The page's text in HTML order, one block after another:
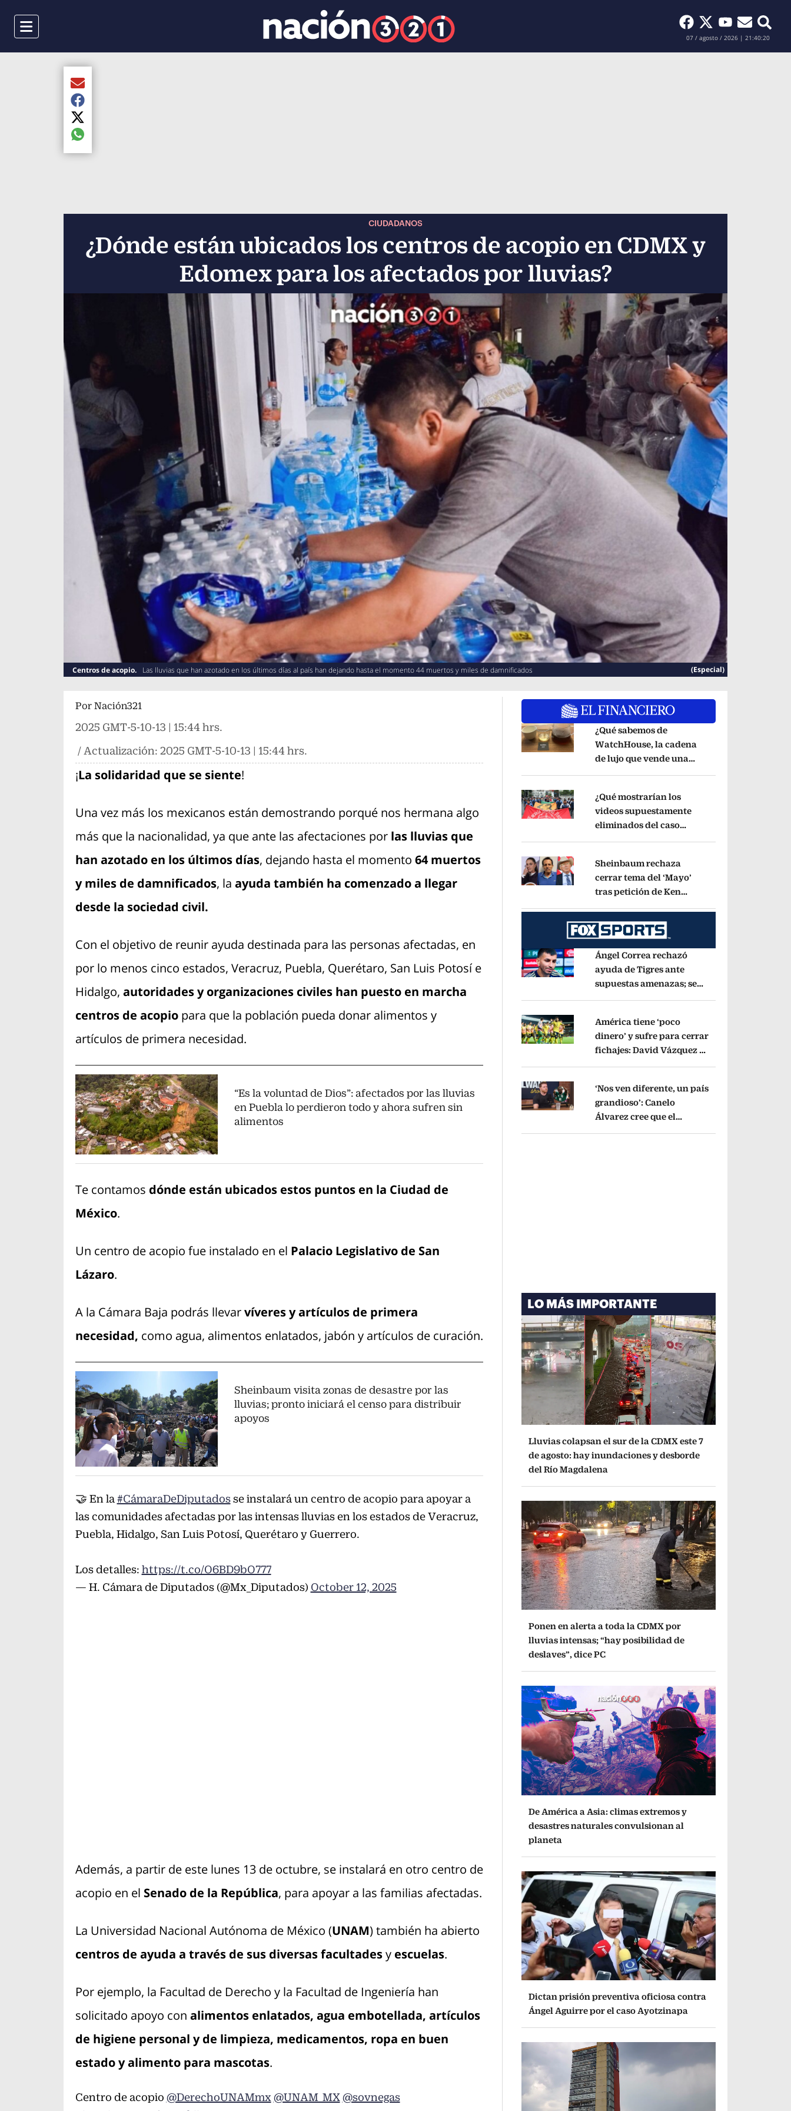
Menu Buscar
07 / agosto / 2026 | 21:40:21
CIUDADANOS
¿Dónde están ubicados los centros de acopio en CDMX y
Edomex para los afectados por lluvias?
Centros de acopio. Las lluvias que han azotado en los últimos días al país han dejando hasta el momento 44 muertos y miles de damnificados (Especial)
Compartir el artículo actual mediante Email
Compartir el artículo actual mediante Facebook
Compartir el artículo actual mediante Twitter
Compartir el artículo actual mediante global.social-whatsapp
Por Nación321
2025 GMT-5-10-13 | 15:44 hrs.
/ Actualización: 2025 GMT-5-10-13 | 15:44 hrs.
¡La solidaridad que se siente!
Una vez más los mexicanos están demostrando porqué nos hermana algo
más que la nacionalidad, ya que ante las afectaciones por las lluvias que
han azotado en los últimos días, dejando hasta el momento 64 muertos
y miles de damnificados, la ayuda también ha comenzado a llegar
desde la sociedad civil.
Con el objetivo de reunir ayuda destinada para las personas afectadas, en
por lo menos cinco estados, Veracruz, Puebla, Querétaro, San Luis Potosí e
Hidalgo, autoridades y organizaciones civiles han puesto en marcha
centros de acopiopara que la población pueda donar alimentos y
artículos de primera necesidad.
“Es la voluntad de Dios”: afectados por las lluvias
en Puebla lo perdieron todo y ahora sufren sin
alimentos
Te contamos dónde están ubicados estos puntos en la Ciudad de
México.
Un centro de acopio fue instalado en el Palacio Legislativo de San
Lázaro.
A la Cámara Baja podrás llevarvíveres y artículos de primera
necesidad, como agua, alimentos enlatados, jabón y artículos de curación.
Sheinbaum visita zonas de desastre por las
lluvias; pronto iniciará el censo para distribuir
apoyos
🤝 En la #CámaraDeDiputadosse instalará un centro de acopio para apoyar a
las comunidades afectadas por las intensas lluvias en los estados de Veracruz,
Puebla, Hidalgo, San Luis Potosí, Querétaro y Guerrero.
Los detalles: https://t.co/O6BD9bO777
— H. Cámara de Diputados (@Mx_Diputados) October 12, 2025
Además, a partir de este lunes 13 de octubre, se instalará en otro centro de
acopio en el Senado de la República, para apoyar a las familias afectadas.
La Universidad Nacional Autónoma de México (UNAM) también ha abierto
centros de ayuda a través de sus diversas facultadesy escuelas.
Por ejemplo, la Facultad de Derecho y la Facultad de Ingeniería han
solicitado apoyo con alimentos enlatados, agua embotellada, artículos
de higiene personal y de limpieza, medicamentos, ropa en buen
estado y alimento para mascotas.
Centro de acopio @DerechoUNAMmx @UNAM_MX @sovnegas
Opens in new window
¿Qué sabemos de
WatchHouse, la cadena
de lujo que vende una
Opens in new window
¿Qué mostrarían los
videos supuestamente
eliminados del caso
Opens in new window
Sheinbaum rechaza
cerrar tema del ‘Mayo’
tras petición de Ken
decir que ya pasó’
Opens in new window
Ángel Correa rechazó
ayuda de Tigres ante
supuestas amenazas; se
Opens in new window
América tiene ‘poco
dinero’ y sufre para cerrar
fichajes: David Vázquez se
Opens in new window
‘Nos ven diferente, un país
grandioso’: Canelo
Álvarez cree que el
LO MÁS IMPORTANTE
Lluvias colapsan el sur de la CDMX este 7
de agosto: hay inundaciones y desborde
del Río Magdalena
Ponen en alerta a toda la CDMX por
lluvias intensas; “hay posibilidad de
deslaves”, dice PC
De América a Asia: climas extremos y
desastres naturales convulsionan al
planeta
Dictan prisión preventiva oficiosa contra
Ángel Aguirre por el caso Ayotzinapa